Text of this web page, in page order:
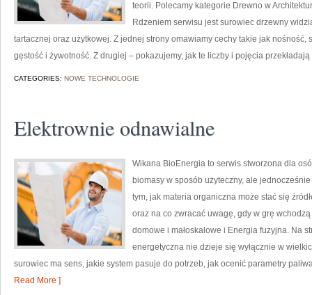
teorii. Polecamy kategorie Drewno w
Rdzeniem serwisu jest surowiec drzewny
tartacznej oraz użytkowej. Z jednej strony omawiamy cechy takie jak nośność,
gęstość i żywotność. Z drugiej – pokazujemy, jak te liczby i pojęcia
CATEGORIES: NOWE TECHNOLOGIE
Elektrownie odnawialne
Wikana BioEnergia to serwis stworzona dla
biomasy w sposób użyteczny, ale
tym, jak materia organiczna może stać się
oraz na co zwracać uwagę, gdy w grę
domowe i małoskalowe i Energia fuzyjna. Na
energetyczna nie dzieje się wyłącznie w
surowiec ma sens, jakie system pasuje do potrzeb, jak ocenić parametry
Read More ]